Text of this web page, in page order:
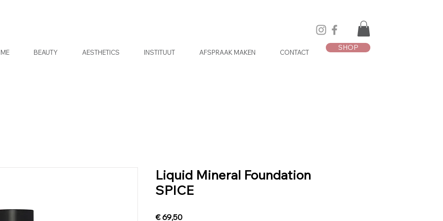
BEAUTY AESTHETICS INSTITUUT AFSPRAAK MAKEN CONTACT
SHOP
Liquid Mineral Foundation
SPICE
€ 69,50Prijs